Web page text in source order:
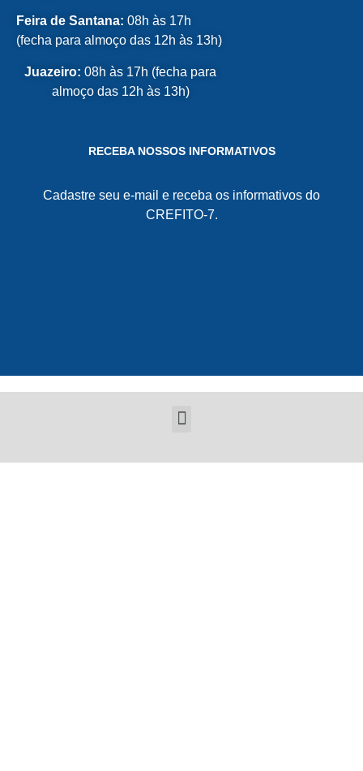
Feira de Santana: 08h às 17h
(fecha para almoço das 12h às 13h)
Juazeiro: 08h às 17h (fecha para
almoço das 12h às 13h)
RECEBA NOSSOS INFORMATIVOS
Cadastre seu e-mail e receba os informativos do
CREFITO-7.